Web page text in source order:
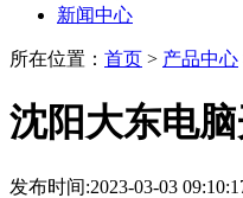
新闻中心
所在位置： 首页 > 产品中心
沈阳大东电
发布时间:2023-03-03